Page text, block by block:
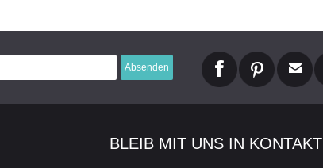
Absenden
BLEIB MIT UNS IN KONTAKT